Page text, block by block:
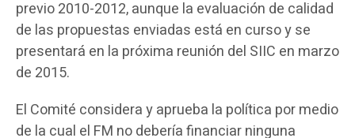
previo 2010-2012, aunque la evaluación de calidad
de las propuestas enviadas está en curso y se
presentará en la próxima reunión del SIIC en marzo
de 2015.
El Comité considera y aprueba la política por medio
de la cual el FM no debería financiar ninguna